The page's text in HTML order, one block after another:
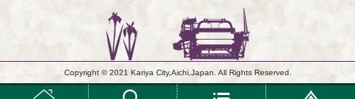
Copyright © 2021 Kariya City,Aichi,Japan. All Rights Reserved.